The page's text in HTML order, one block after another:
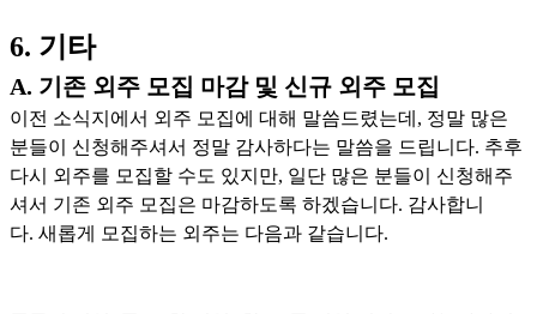
6. 기타
A. 기존 외주 모집 마감 및 신규 외주 모집
이전 소식지에서 외주 모집에 대해 말씀드렸는데, 정말 많은
분들이 신청해주셔서 정말 감사하다는 말씀을 드립니다. 추후
다시 외주를 모집할 수도 있지만, 일단 많은 분들이 신청해주
셔서 기존 외주 모집은 마감하도록 하겠습니다. 감사합니
다. 새롭게 모집하는 외주는 다음과 같습니다.